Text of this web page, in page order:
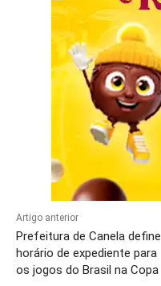
Artigo anterior
Prefeitura de Canela define
horário de expediente para
os jogos do Brasil na Copa